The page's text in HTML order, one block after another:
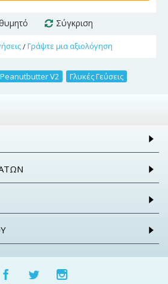
Σύγκριση
/Γράψτε μια αξιολόγηση
V2 Γλυκές Γεύσεις